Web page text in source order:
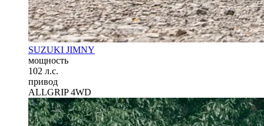
SUZUKI JIMNY
мощность
102 л.с.
привод
ALLGRIP 4WD